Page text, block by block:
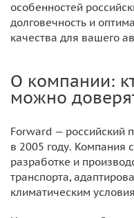
особенностей
долговечность и
качества для вашего
О компании:
можно
Forward — российский
в 2005 году. Компания
разработке и
транспорта,
климатическим